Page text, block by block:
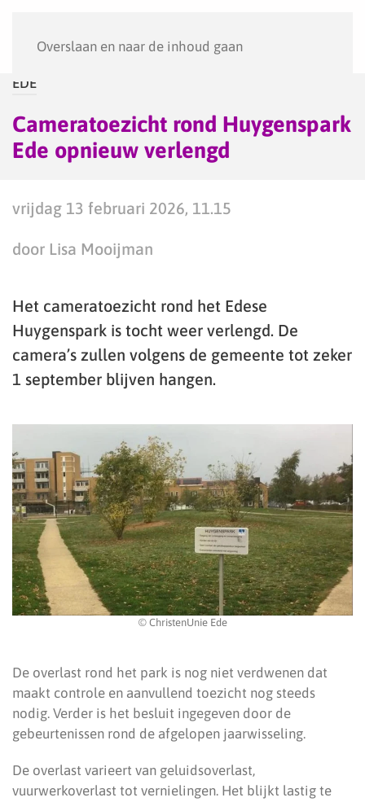
Overslaan en naar de inhoud gaan
EDE
Cameratoezicht rond Huygenspark
Ede opnieuw verlengd
vrijdag 13 februari 2026, 11.15
door Lisa Mooijman
Het cameratoezicht rond het Edese
Huygenspark is tocht weer verlengd. De
camera’s zullen volgens de gemeente tot zeker
1 september blijven hangen.
© ChristenUnie Ede
De overlast rond het park is nog niet verdwenen dat
maakt controle en aanvullend toezicht nog steeds
nodig. Verder is het besluit ingegeven door de
gebeurtenissen rond de afgelopen jaarwisseling.
De overlast varieert van geluidsoverlast,
vuurwerkoverlast tot vernielingen. Het blijkt lastig te